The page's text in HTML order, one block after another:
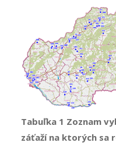
Tabuľka 1 Zoznam
záťaží na ktorých sa